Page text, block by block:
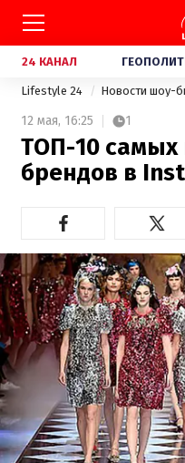
24 КАНАЛ
Lifestyle 24 Новости шоу-
12 мая, 16:25 1
ТОП-10
брендов в